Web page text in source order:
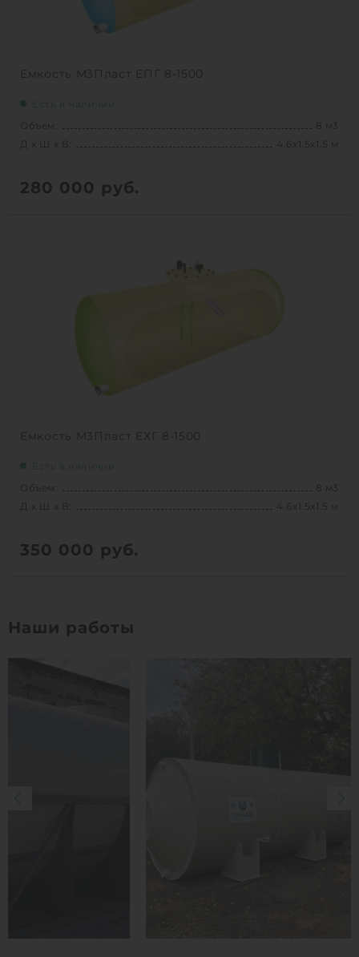
Емкость М3Пласт ЕПГ 8-1500
Есть в наличии
Объем:
8 м3
Д х Ш х В:
4.6х1.5х1.5 м
280 000 руб.
Емкость М3Пласт ЕХГ 8-1500
Есть в наличии
Объем:
8 м3
Д х Ш х В:
4.6х1.5х1.5 м
Объем:
1
350 000 руб.
Наши работы